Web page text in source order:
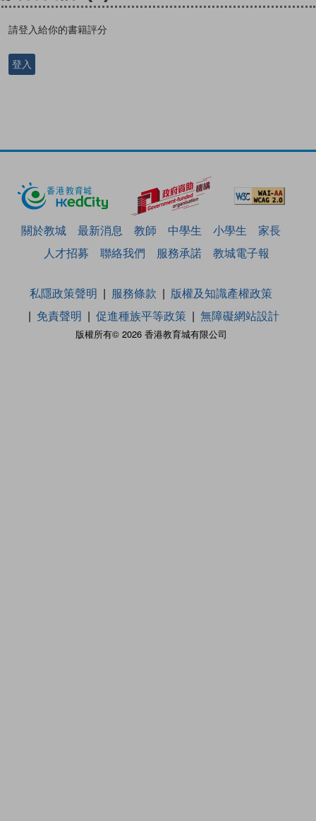
請登入給你的書籍評分
登入
關於教城 最新消息 教師 中學生 小學生
家長
人才招募
聯絡我們 服務承諾 教城電子報
版權所有© 2026 香港教育城有限公司
私隱政策聲明 服務條款
版權及知識產權政策
免責聲明
促進種族平等政策 無障礙網站設計